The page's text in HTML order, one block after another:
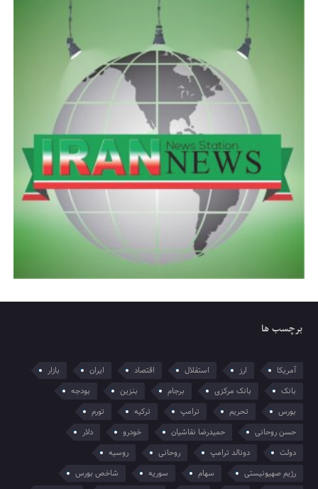
برچسب ها
آمریکا ارز استقلال اقتصاد ایران
بازار
بانک
بانک مرکزی برجام بنزین
بودجه
بورس
تحریم ترامپ ترکیه
تورم
حسن روحانی
حمیدرضا نقاشیان خودرو
دلار
دولت
دونالد ترامپ روحانی
روسیه
رژیم صهیونیستی
سهام سوریه
شاخص بورس